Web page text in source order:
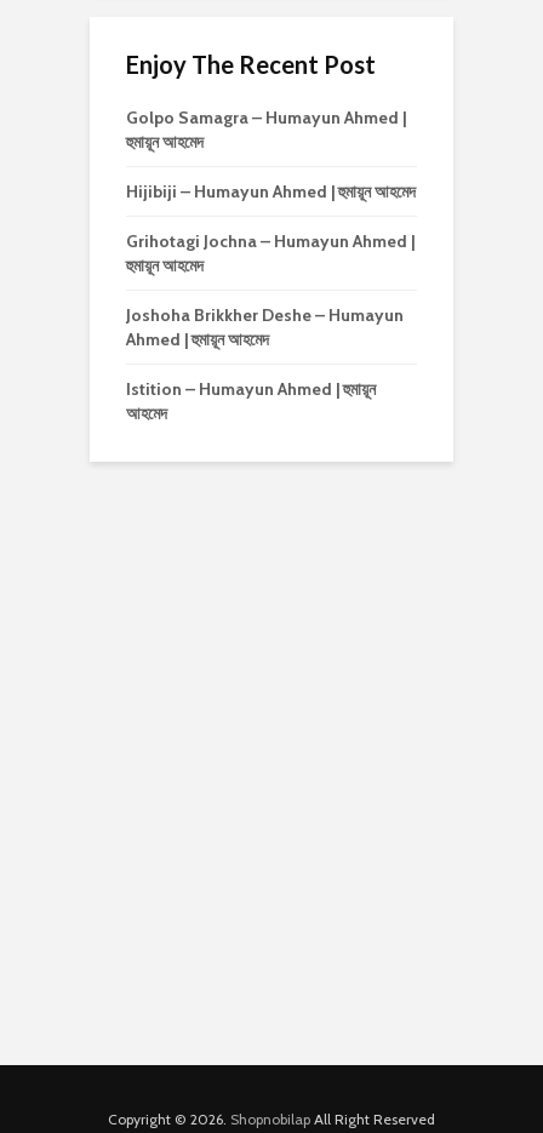
Enjoy The Recent Post
Golpo Samagra – Humayun Ahmed |
হুমায়ূন আহমেদ
Hijibiji – Humayun Ahmed | হুমায়ূন আহমেদ
Grihotagi Jochna – Humayun Ahmed |
হুমায়ূন আহমেদ
Joshoha Brikkher Deshe – Humayun
Ahmed | হুমায়ূন আহমেদ
Istition – Humayun Ahmed | হুমায়ূন
আহমেদ
Copyright © 2026. Shopnobilap All Right Reserved